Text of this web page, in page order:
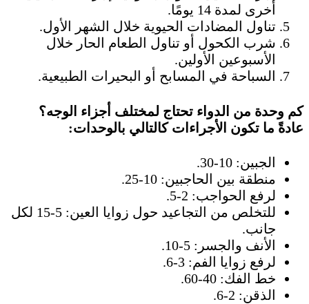
أخرى لمدة 14 يومًا.
تناول المضادات الحيوية خلال الشهر الأول.
شرب الكحول أو تناول الطعام الحار خلال
الأسبوعين الأولين.
السباحة في المسابح أو البحيرات الطبيعية.
كم وحدة من الدواء تحتاج لمختلف أجزاء الوجه؟
عادةً ما تكون الأجراءات كالتالي بالوحدات:
الجبين: 10-30.
منطقة بين الحاجبين: 10-25.
لرفع الحواجب: 2-5.
للتخلص من التجاعيد حول زوايا العين: 5-15 لكل
جانب.
الأنف والجسر: 5-10.
لرفع زوايا الفم: 3-6.
خط الفك: 40-60.
الذقن: 2-6.